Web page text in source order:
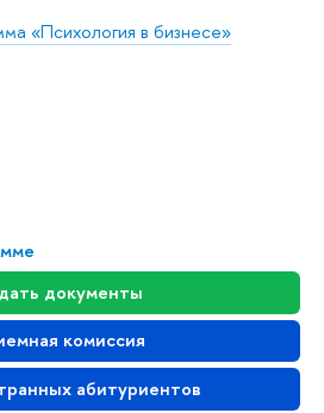
документы
комиссия
абитуриентов
«Психология в бизнесе»